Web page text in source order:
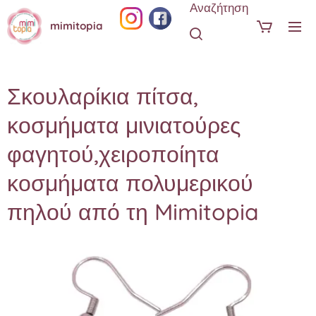
mimitopia
Αναζήτηση
Σκουλαρίκια πίτσα,
κοσμήματα μινιατούρες
φαγητού,χειροποίητα
κοσμήματα πολυμερικού
πηλού από τη Mimitopia